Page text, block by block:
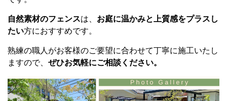
自然素材のフェンスは、 お庭に温かみと上質感をプラスし
たい方におすすめです。
熟練の職人がお客様のご要望に合わせて丁寧に施工いたし
ますので、 ぜひお気軽にご相談ください。